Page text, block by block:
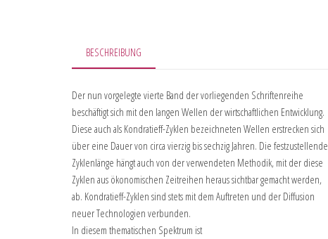
BESCHREIBUNG
Der nun vorgelegte vierte Band der vorliegenden Schriftenreihe
beschäftigt sich mit den langen Wellen der wirtschaftlichen Entwicklung.
Diese auch als Kondratieff-Zyklen bezeichneten Wellen erstrecken sich
über eine Dauer von circa vierzig bis sechzig Jahren. Die festzustellende
Zyklenlänge hängt auch von der verwendeten Methodik, mit der diese
Zyklen aus ökonomischen Zeitreihen heraus sichtbar gemacht werden,
ab. Kondratieff-Zyklen sind stets mit dem Auftreten und der Diffusion
neuer Technologien verbunden.
In diesem thematischen Spektrum ist